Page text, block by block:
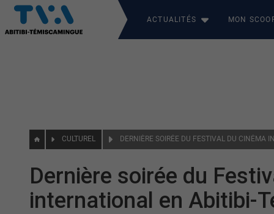
ACTUALITÉS MON
CULTUREL
Dernière soirée du
international en Abitibi-